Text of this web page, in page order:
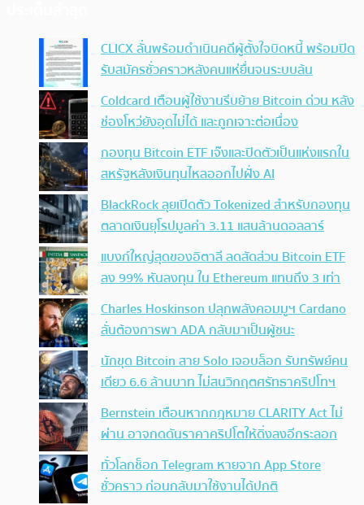
CLICX ลั่นพร้อมดำเนินคดีผู้ตั้งใจบิดหนี้ พร้อมปิด
รับสมัครชั่วคราวหลังคนแห่ยื่นจนระบบล้น
Coldcard เตือนผู้ใช้งานรีบย้าย Bitcoin ด่วน หลัง
ช่องโหว่ยังอุดไม่ได้ และถูกเจาะต่อเนื่อง
กองทุน Bitcoin ETF เจ๊งและปิดตัวเป็นแห่งแรกใน
สหรัฐหลังเงินทุนไหลออกไปฝั่ง AI
BlackRock ลุยเปิดตัว Tokenized สำหรับกองทุน
ตลาดเงินยุโรปมูลค่า 3.11 แสนล้านดอลลาร์
แบงก์ใหญ่สุดของอิตาลี ลดสัดส่วน Bitcoin ETF
ลง 99% หันลงทุน ใน Ethereum แทนถึง 3 เท่า
Charles Hoskinson ปลุกพลังคอมมูฯ Cardano
ลั่นต้องการพา ADA กลับมาเป็นผู้ชนะ
นักขุด Bitcoin สาย Solo เจอบล็อก รับทรัพย์คน
เดียว 6.6 ล้านบาท ไม่สนวิกฤตศรัทธาคริปโทฯ
Bernstein เตือนหากกฎหมาย CLARITY Act ไม่
ผ่าน อาจกดดันราคาคริปโตให้ดิ่งลงอีกระลอก
ทั่วโลกช็อก Telegram หายจาก App Store
ชั่วคราว ก่อนกลับมาใช้งานได้ปกติ